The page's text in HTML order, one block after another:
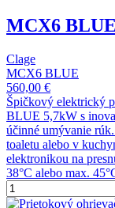
MCX6
Clage
MCX6 BLUE
560,00 €
Špičkový elektrický
BLUE 5,7kW s
účinné umývanie
toaletu alebo v
elektronikou na
38°C alebo max.